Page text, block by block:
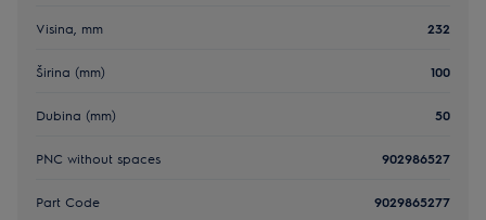
Visina, mm 232
Širina (mm) 100
Dubina (mm) 50
PNC without spaces 902986527
Part Code 9029865277